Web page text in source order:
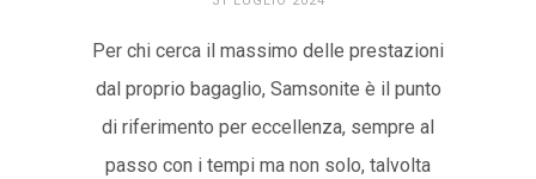
Per chi cerca il massimo delle prestazioni
dal proprio bagaglio, Samsonite è il punto
di riferimento per eccellenza, sempre al
passo con i tempi ma non solo, talvolta